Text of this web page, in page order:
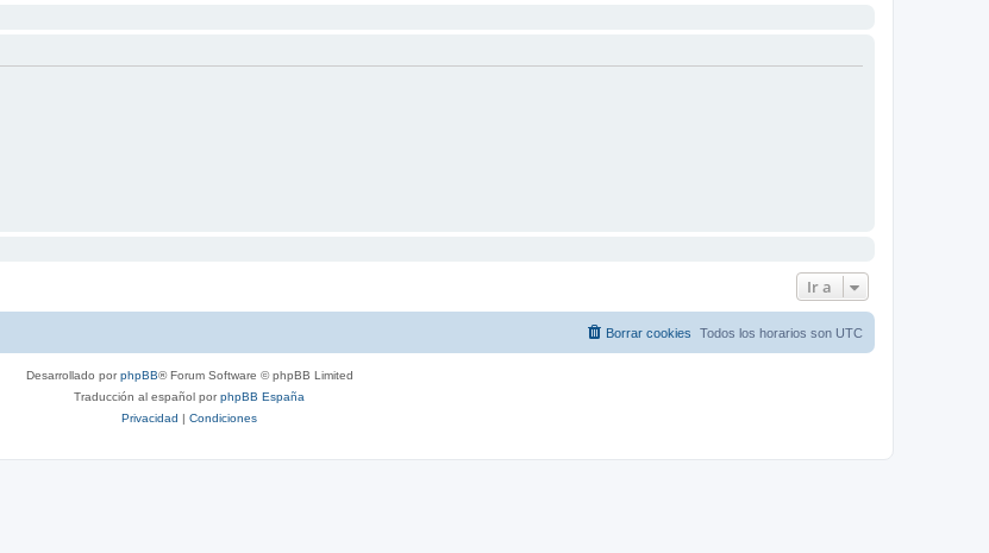
Ir a
Todos los horarios son UTC
Borrar cookies
Desarrollado porphpBB® Forum Software © phpBB Limited
Traducción al español porphpBB España
Privacidad | Condiciones